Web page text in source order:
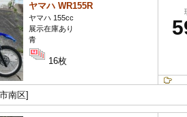
ヤマハ WR155R
ヤマハ 155cc
展示在庫あり
青
16枚
南区]